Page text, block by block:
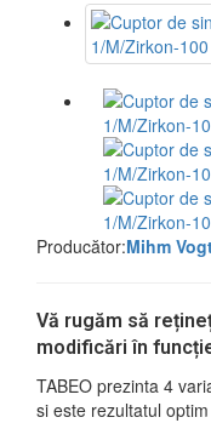
Producător:Mihm
Vă rugăm să
modificări în
TABEO prezinta 4
si este rezultatul